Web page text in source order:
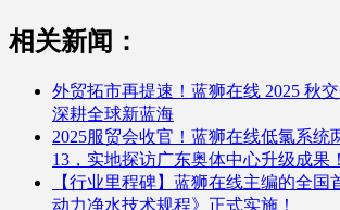
相关新闻：
外贸拓市再提速！蓝狮在线 2025 秋
深耕全球新蓝海
2025服贸会收官！蓝狮在线低氯系统
13，实地探访广东奥体中心升级成果！
【行业里程碑】蓝狮在线主编的全国
动力净水技术规程》正式实施！